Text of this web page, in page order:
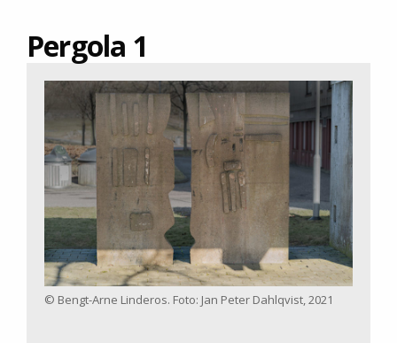
Pergola 1
© Bengt-Arne Linderos. Foto: Jan Peter Dahlqvist, 2021